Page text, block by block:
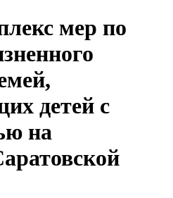
мер по
детей с
на